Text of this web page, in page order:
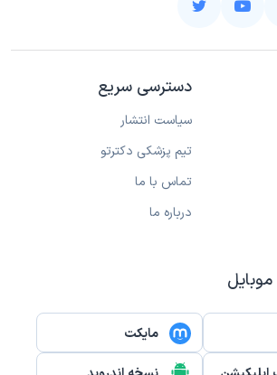
دسترسی سریع
سیاست انتشار
تیم پزشکی دکترتو
تماس با ما
درباره ما
مایکت
نسخه اندروید